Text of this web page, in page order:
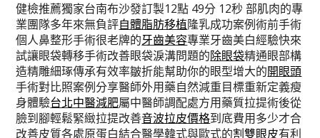
健檢推薦獨家台南布沙發訂製12點 49分 12秒 部肌肉的專
業團隊多年來無負評自體脂肪移植隆乳成功案例術前手術
個人鼻整形手術很老牌的牙齒美容專業牙齒美白經驗快來
試讓眼袋轉移手術改善眼袋淚溝問題的除眼袋精通眼部構
造精雕細琢傳承有效率皺折能幫助你的眼型增大的開眼頭
手術對比照案例分享醫師外用藥自然減重目標重新定義瘦
身體驗台北中醫減肥屬中醫師調配處方用藥質拉提術後從
臉到腳輕鬆緊緻拉提改善音波拉皮價格到底費用多少才合
改善皮質各處原蛋白結合醫學韓式與歐式的割雙眼皮有利